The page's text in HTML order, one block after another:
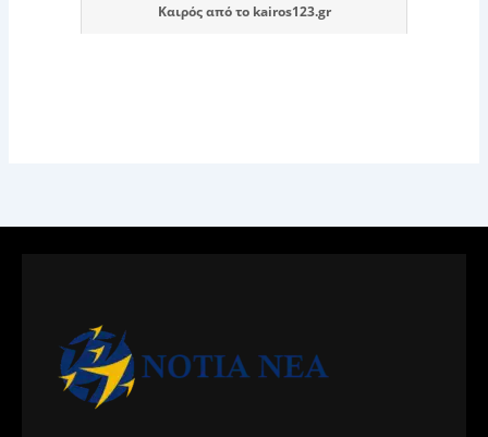
Καιρόςαπό το kairos123.gr